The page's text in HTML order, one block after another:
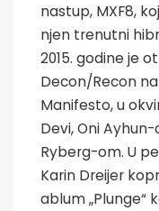
nastup, MXF8,
njen trenutni
2015. godine je
Decon/Recon
Manifesto, u
Devi, Oni
Ryberg-om. U
Karin Dreijer
ablum „Plunge“